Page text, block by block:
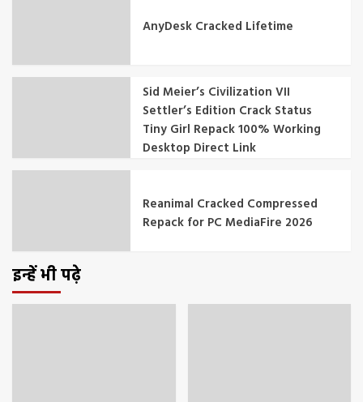
AnyDesk Cracked Lifetime
Sid Meier’s Civilization VII
Settler’s Edition Crack Status
Tiny Girl Repack 100% Working
Desktop Direct Link
Reanimal Cracked Compressed
Repack for PC MediaFire 2026
इन्हें भी पढ़े